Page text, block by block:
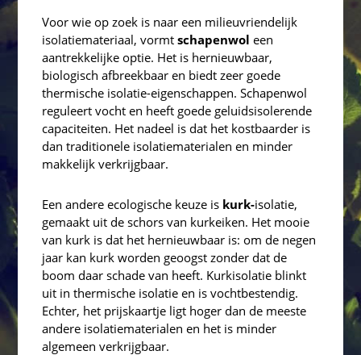
Voor wie op zoek is naar een milieuvriendelijk
isolatiemateriaal, vormtschapenwol een
aantrekkelijke optie. Het is hernieuwbaar,
biologisch afbreekbaar en biedt zeer goede
thermische isolatie-eigenschappen. Schapenwol
reguleert vocht en heeft goede geluidsisolerende
capaciteiten. Het nadeel is dat het kostbaarder is
dan traditionele isolatiematerialen en minder
makkelijk verkrijgbaar.
Een andere ecologische keuze is kurk-isolatie,
gemaakt uit de schors van kurkeiken. Het mooie
van kurk is dat het hernieuwbaar is: om de negen
jaar kan kurk worden geoogst zonder dat de
boom daar schade van heeft. Kurkisolatie blinkt
uit in thermische isolatie en is vochtbestendig.
Echter, het prijskaartje ligt hoger dan de meeste
andere isolatiematerialen en het is minder
algemeen verkrijgbaar.